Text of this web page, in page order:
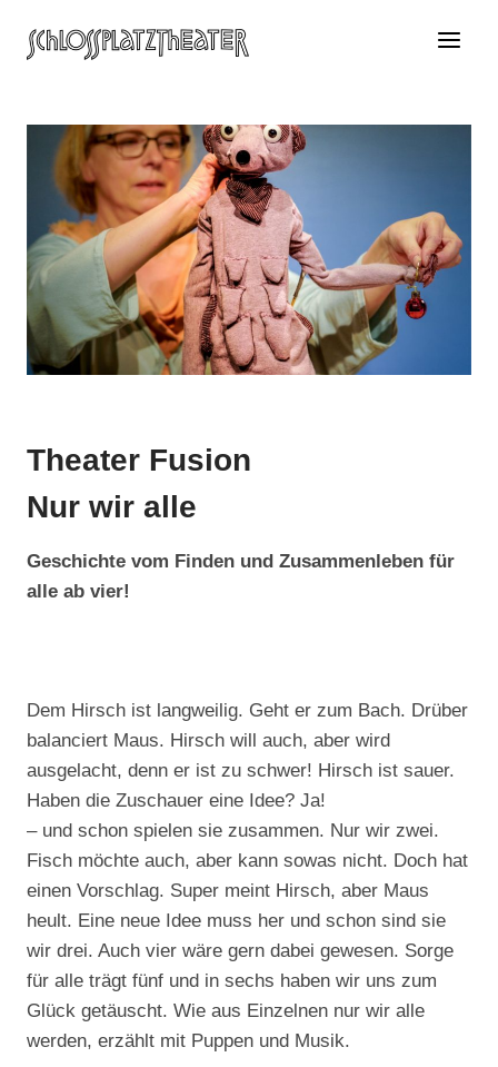
Inhalt
Theater Fusion
Nur wir alle
Geschichte vom Finden und Zusammenleben für
alle ab vier!
Dem Hirsch ist langweilig. Geht er zum Bach. Drüber
balanciert Maus. Hirsch will auch, aber wird
ausgelacht, denn er ist zu schwer! Hirsch ist sauer.
Haben die Zuschauer eine Idee? Ja!
– und schon spielen sie zusammen. Nur wir zwei.
Fisch möchte auch, aber kann sowas nicht. Doch hat
einen Vorschlag. Super meint Hirsch, aber Maus
heult. Eine neue Idee muss her und schon sind sie
wir drei. Auch vier wäre gern dabei gewesen. Sorge
für alle trägt fünf und in sechs haben wir uns zum
Glück getäuscht. Wie aus Einzelnen nur wir alle
werden, erzählt mit Puppen und Musik.